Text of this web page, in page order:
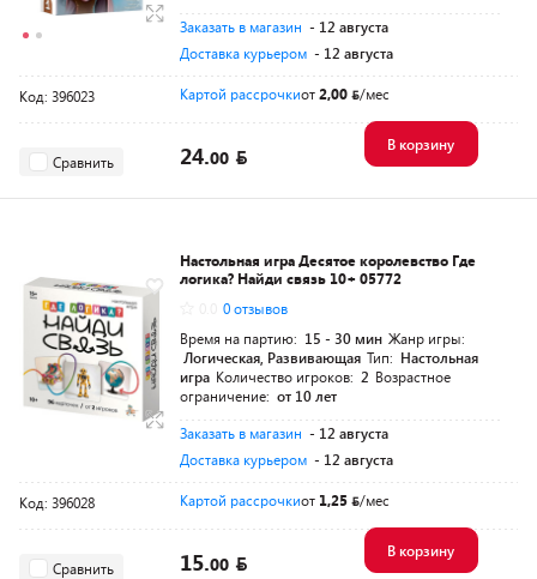
Заказать в магазин - 12 августа
Доставка курьером - 12 августа
Код: 396023 Картой рассрочкиот2,00 /мес
Сравнить 24.00
В корзину
Настольная игра Десятое королевство Где
логика? Найди связь 10+ 05772
0 отзывов
Время на партию: 15 - 30 мин Жанр игры:
Логическая, Развивающая Тип: Настольная
игра Количество игроков: 2 Возрастное
ограничение: от 10 лет
Заказать в магазин - 12 августа
Доставка курьером - 12 августа
Код: 396028 Картой рассрочкиот 1,25 /мес
Сравнить 15.00
В корзину